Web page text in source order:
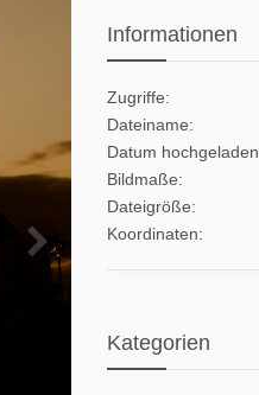
Informationen
Zugriffe
Dateiname
Datum hochgeladen
Bildmaße
Dateigröße
Koordinaten
Kategorien